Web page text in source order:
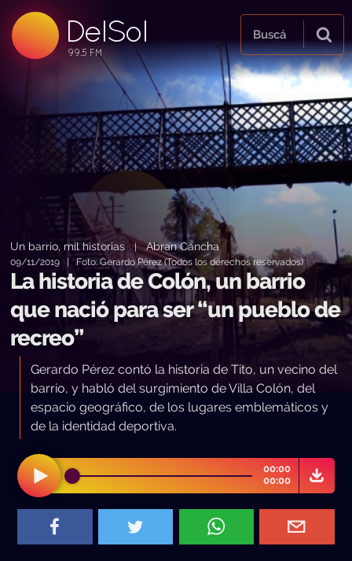
DelSol
99.5 FM
99.5 FM
99.5 FM
Buscá
Un barrio, mil historias |Abran Cancha
09/11/2019 | Foto: Gerardo Pérez (Todos los derechos reservados)
La historia de Colón, un barrio
que nació para ser “un pueblo de
recreo”
Gerardo Pérez contó la historia de Tito, un vecino del
barrio, y habló del surgimiento de Villa Colón, del
espacio geográfico, de los lugares emblemáticos y
de la identidad deportiva.
00:00
00:00